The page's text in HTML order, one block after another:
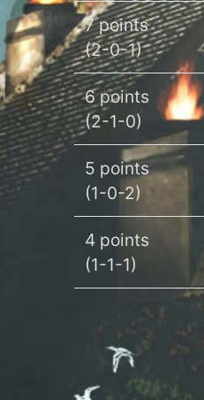
7 points
(2-0-1)
6 points
(2-1-0)
5 points
(1-0-2)
4 points
(1-1-1)